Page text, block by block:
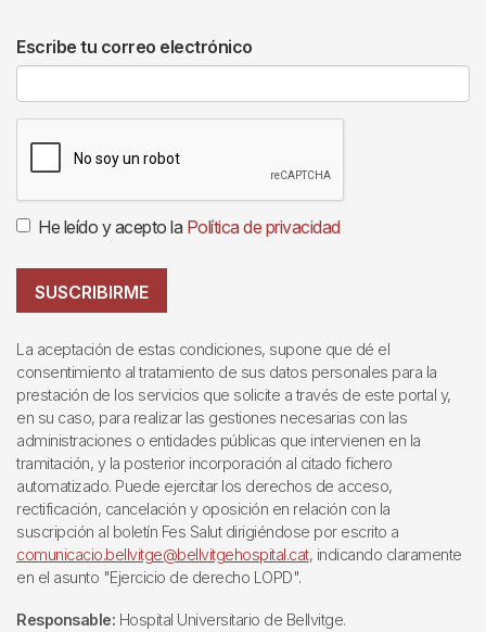
Escribe tu correo electrónico
He leído y acepto la Política de privacidad
SUSCRIBIRME
La aceptación de estas condiciones, supone que dé el
consentimiento al tratamiento de sus datos personales para la
prestación de los servicios que solicite a través de este portal y,
en su caso, para realizar las gestiones necesarias con las
administraciones o entidades públicas que intervienen en la
tramitación, y la posterior incorporación al citado fichero
automatizado. Puede ejercitar los derechos de acceso,
rectificación, cancelación y oposición en relación con la
suscripción al boletín Fes Salut dirigiéndose por escrito a
comunicacio.bellvitge@bellvitgehospital.cat, indicando claramente
en el asunto "Ejercicio de derecho LOPD".
Responsable: Hospital Universitario de Bellvitge.